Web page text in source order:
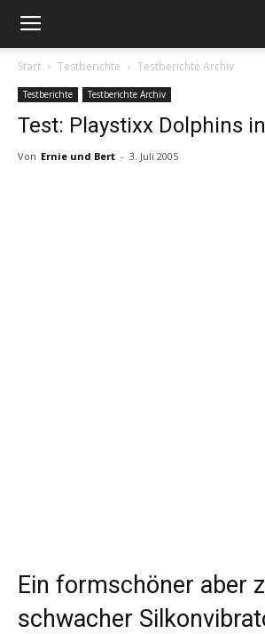
Start Testberichte Testberichte Archiv
Testberichte Testberichte Archiv
Test: Playstixx Dolphins
Von Ernie und Bert - 3. Juli 2005
Ein formschöner aber
schwacher